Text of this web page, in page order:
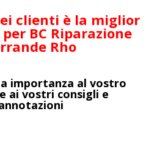
clienti è la miglior
BC Riparazione
Rho
importanza al vostro
ai vostri consigli e